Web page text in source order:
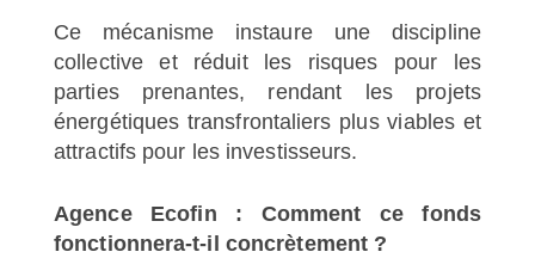
Ce mécanisme instaure une discipline
collective et réduit les risques pour les
parties prenantes, rendant les projets
énergétiques transfrontaliers plus viables et
attractifs pour les investisseurs.
Agence Ecofin : Comment ce fonds
fonctionnera-t-il concrètement ?